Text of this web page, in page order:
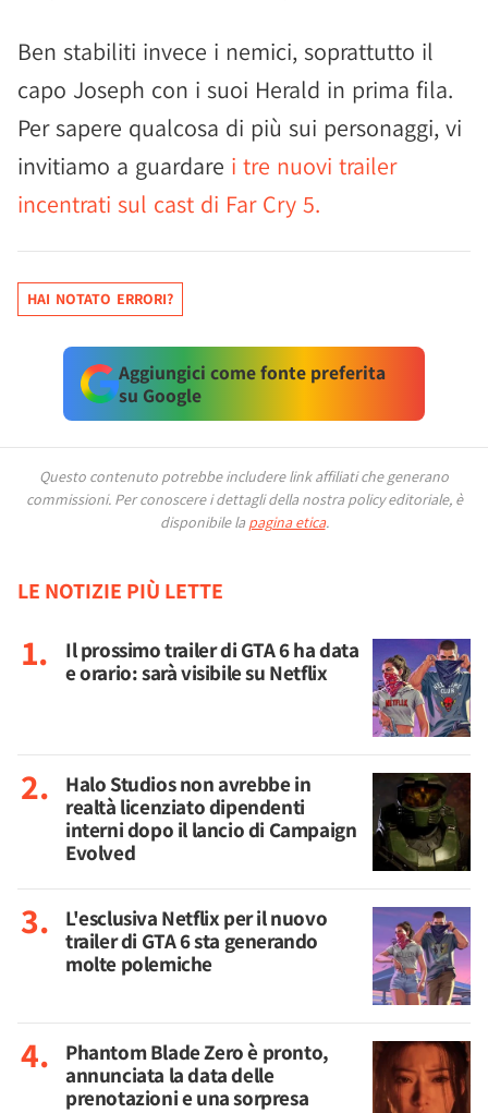
Ben stabiliti invece i nemici, soprattutto il
capo Joseph con i suoi Herald in prima fila.
Per sapere qualcosa di più sui personaggi, vi
invitiamo a guardare i tre nuovi trailer
incentrati sul cast di Far Cry 5.
HAI NOTATO ERRORI?
Aggiungici come fonte preferita
su Google
Questo contenuto potrebbe includere link affiliati che generano
commissioni. Per conoscere i dettagli della nostra policy editoriale, è
disponibile la pagina etica.
LE NOTIZIE PIÙ LETTE
Il prossimo trailer di GTA 6 ha data
e orario: sarà visibile su Netflix
Halo Studios non avrebbe in
realtà licenziato dipendenti
interni dopo il lancio di Campaign
Evolved
L'esclusiva Netflix per il nuovo
trailer di GTA 6 sta generando
molte polemiche
Phantom Blade Zero è pronto,
annunciata la data delle
prenotazioni e una sorpresa